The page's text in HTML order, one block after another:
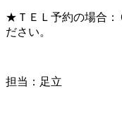
★ＴＥＬ予約の場合：
ださい。
担当：足立